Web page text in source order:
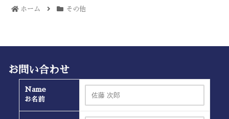
ホーム その他
お問い合わせ
Name
お名前